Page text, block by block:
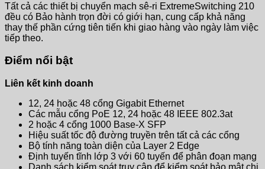
Tất cả các thiết bị chuyển mạch sê-ri ExtremeSwitching 210
đều có Bảo hành trọn đời có giới hạn, cung cấp khả năng
thay thế phần cứng tiên tiến khi giao hàng vào ngày làm việc
tiếp theo.
Điểm nổi bật
Liên kết kinh doanh
12, 24 hoặc 48 cổng Gigabit Ethernet
Các mẫu cổng PoE 12, 24 hoặc 48 IEEE 802.3at
2 hoặc 4 cổng 1000 Base-X SFP
Hiệu suất tốc độ đường truyền trên tất cả các cổng
Bộ tính năng toàn diện của Layer 2 Edge
Định tuyến tĩnh lớp 3 với 60 tuyến để phân đoạn mạng